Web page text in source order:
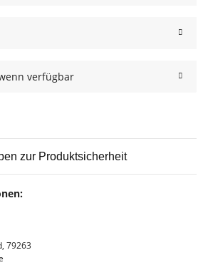
verfügbar
zur Produktsicherheit
79263